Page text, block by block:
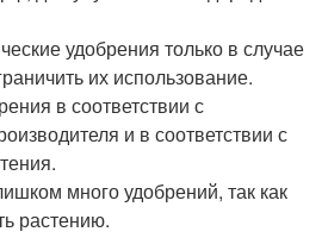
удобрения только в случае
их использование.
в соответствии с
и в соответствии с
много удобрений, так как
растению.